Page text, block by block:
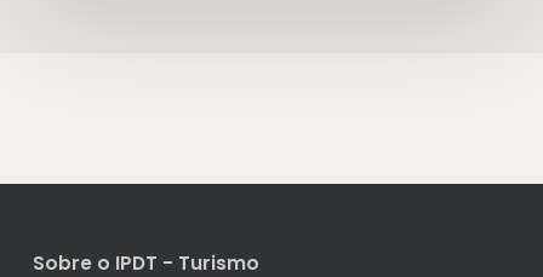
Sobre o IPDT - Turismo